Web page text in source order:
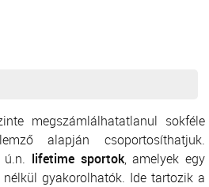
megszámlálhatatlanul sokféle
alapján csoportosíthatjuk.
lifetime sportok, amelyek egy
gyakorolhatók. Ide tartozik a